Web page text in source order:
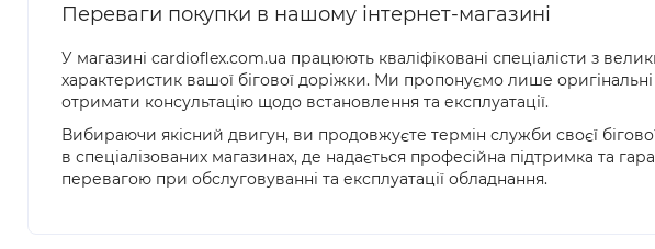
Переваги покупки в нашому інтернет-магазині
У магазині cardioflex.com.ua працюють кваліфіковані спеціалісти з
характеристик вашої бігової доріжки. Ми пропонуємо лише
отримати консультацію щодо встановлення та експлуатації.
Вибираючи якісний двигун, ви продовжуєте термін служби своєї
в спеціалізованих магазинах, де надається професійна підтримка та
перевагою при обслуговуванні та експлуатації обладнання.